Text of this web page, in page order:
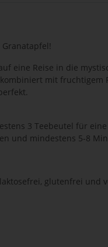
Granatapfel!
eine Reise in die
mit
3 Teebeutel für eine
und mindestens 5-8
glutenfrei und